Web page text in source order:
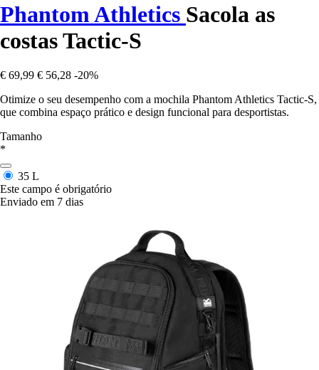
Phantom Athletics Sacola as
costas Tactic-S
€ 69,99 € 56,28 -20%
Otimize o seu desempenho com a mochila Phantom Athletics Tactic-S,
que combina espaço prático e design funcional para desportistas.
Tamanho
*
35 L
Este campo é obrigatório
Enviado em 7 dias